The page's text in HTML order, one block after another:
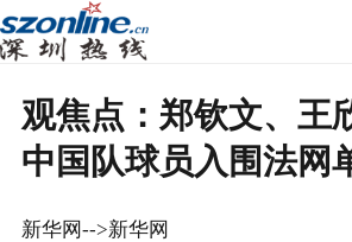
观焦点：郑钦文、王
中国队球员入围法网
新华网-->新华网